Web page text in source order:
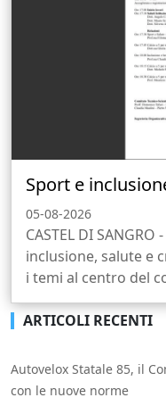
Sport e
05-08-2026
CASTEL DI
inclusione, salute e
i temi al centro del
ARTICOLI RECENTI
Autovelox Statale 85, il
con le nuove norme